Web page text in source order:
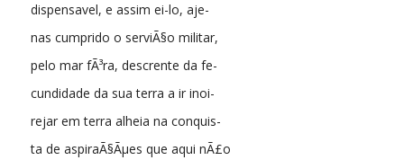
dispensavel, e assim ei-lo, aje-
nas cumprido o serviÃ§o militar,
pelo mar fÃ³ra, descrente da fe-
cundidade da sua terra a ir inoi-
rejar em terra alheia na conquis-
ta de aspiraÃ§Ãµes que aqui nÃ£o